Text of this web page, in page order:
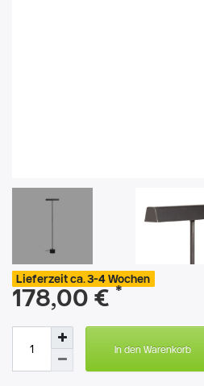
Lieferzeit ca. 3-4 Wochen
178,00 € *
In den Warenkorb